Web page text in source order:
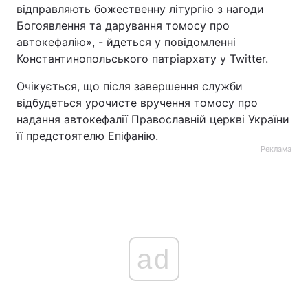
відправляють божественну літургію з нагоди
Богоявлення та дарування томосу про
автокефалію», - йдеться у повідомленні
Константинопольського патріархату у Twitter.
Очікується, що після завершення служби
відбудеться урочисте вручення томосу про
надання автокефалії Православній церкві України
її предстоятелю Епіфанію.
Реклама
ad